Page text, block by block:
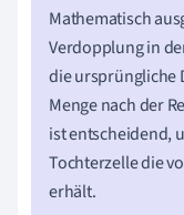
Mathematisch
Verdopplung in
die ursprüngliche
Menge nach der
ist entscheidend,
Tochterzelle die
erhält.